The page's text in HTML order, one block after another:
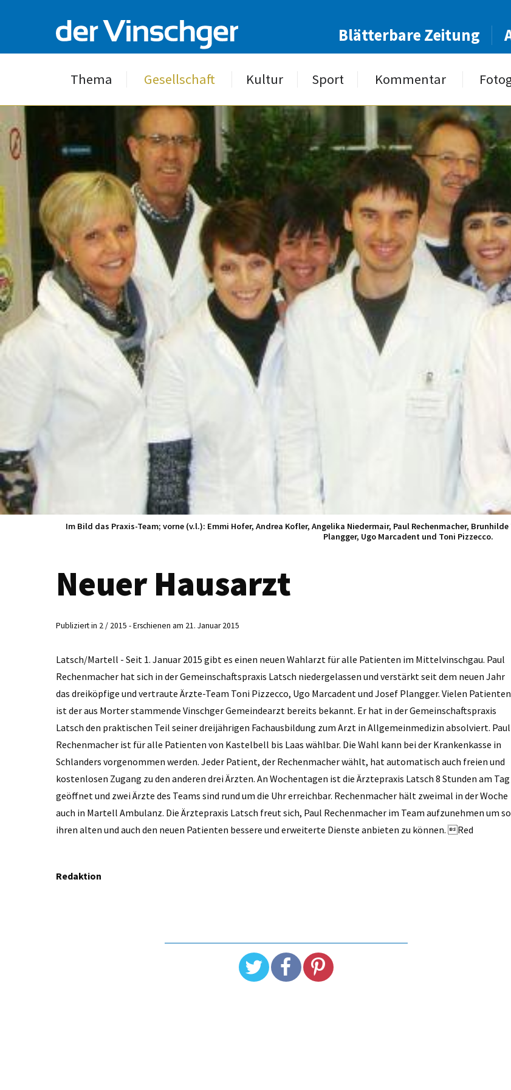
Blätterbare Zeitung
Thema Gesellschaft Kultur Sport Kommentar
Im Bild das Praxis-Team; vorne (v.l.): Emmi Hofer, Andrea Kofler, Angelika Niedermair, Paul Rechenmacher,
Plangger, Ugo Marcadent und Toni Pizzecco.
Neuer Hausarzt
Publiziert in 2 / 2015 - Erschienen am 21. Januar 2015
Latsch/Martell - Seit 1. Januar 2015 gibt es einen neuen Wahlarzt für alle Patienten im Mittel­vinschgau. Paul
Rechenmacher hat sich in der Gemeinschaftspraxis Latsch niedergelassen und verstärkt seit dem neuen Jahr
das dreiköpfige und vertraute Ärzte-Team Toni ­Pizzecco, Ugo Marcadent und Josef Plangger. Vielen Patienten
ist der aus Morter stammende Vinschger Gemeindearzt bereits bekannt. Er hat in der Gemeinschaftspraxis
Latsch den praktischen Teil seiner dreijährigen Fachausbildung zum Arzt in Allgemeinmedizin absolviert. Paul
Rechenmacher ist für alle Patienten von Kastelbell bis Laas wählbar. Die Wahl kann bei der Krankenkasse in
Schlanders vorgenommen werden. Jeder ­Patient, der Rechenmacher wählt, hat automatisch auch freien und
kostenlosen Zugang zu den anderen drei Ärzten. An Wochentagen ist die Ärztepraxis Latsch 8 Stunden am Tag
geöffnet und zwei Ärzte des Teams sind rund um die Uhr erreichbar. Rechenmacher hält zweimal in der Woche
auch in Martell Ambulanz. Die Ärztepraxis Latsch freut sich, Paul Rechenmacher im Team aufzunehmen um so
ihren alten und auch den neuen Patienten bessere und erweiterte Dienste anbieten zu können. Red
Redaktion